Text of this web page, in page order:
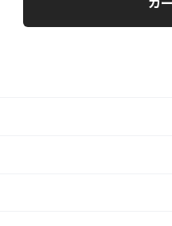
カ